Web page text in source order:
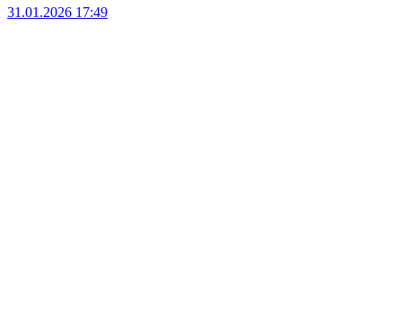
31.01.2026 17:49